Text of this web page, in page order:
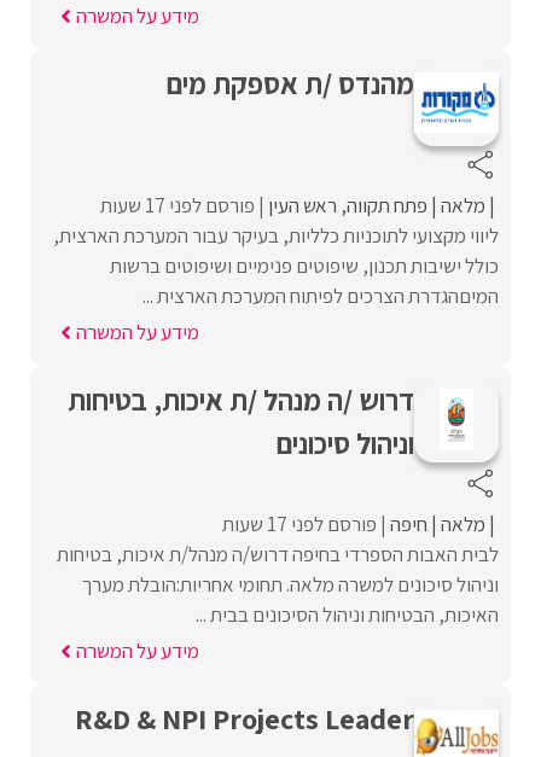
מידע על המשרה
מהנדס /ת אספקת מים
מלאה פתח תקווה ראש העין פורסם לפני 17 שעות
ליווי מקצועי לתוכניות כלליות, בעיקר עבור המערכת הארצית,
כולל ישיבות תכנון, שיפוטים פנימיים ושיפוטים ברשות
המיםהגדרת הצרכים לפיתוח המערכת הארצית ...
מידע על המשרה
דרוש /ה מנהל /ת איכות, בטיחות
וניהול סיכונים
מלאה חיפה פורסם לפני 17 שעות
לבית האבות הספרדי בחיפה דרוש/ה מנהל/ת איכות, בטיחות
וניהול סיכונים למשרה מלאה. תחומי אחריות:הובלת מערך
האיכות, הבטיחות וניהול הסיכונים בבית ...
מידע על המשרה
R&D & NPI Projects Leader